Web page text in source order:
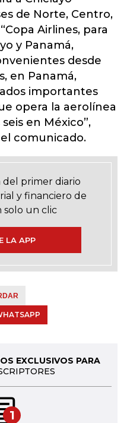
de Norte, Centro,
Airlines, para
y Panamá,
desde
en Panamá,
importantes
opera la aerolínea
en México”,
comunicado.
del primer diario
y financiero de
solo un clic
LA APP
EXCLUSIVOS PARA
1